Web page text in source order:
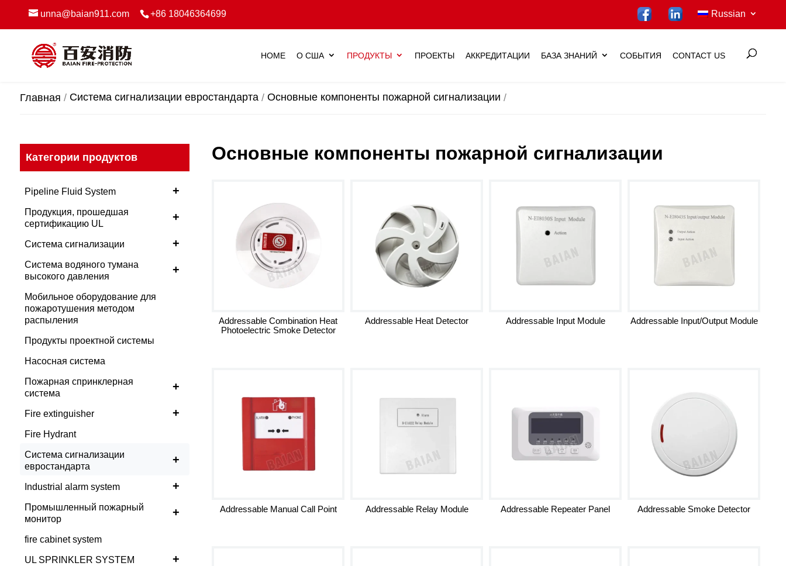
unna@baian911.com +86 18046364699 Russian
HOME О США ПРОДУКТЫ ПРОЕКТЫ АККРЕДИТАЦИИ БАЗА ЗНАНИЙ СОБЫТИЯ CONTACT US
Главная Система сигнализации евростандарта Основные компоненты пожарной сигнализации
Категории продуктов
+
Pipeline Fluid System
+
Продукция, прошедшая
сертификацию UL
+
Система сигнализации
+
Система водяного тумана
высокого давления
Мобильное оборудование для
пожаротушения методом
распыления
Продукты проектной системы
Насосная система
+
Пожарная спринклерная
система
+
Fire extinguisher
Fire Hydrant
+
Система сигнализации
евростандарта
+
Industrial alarm system
+
Промышленный пожарный
монитор
fire cabinet system
+
UL SPRINKLER SYSTEM
Основные компоненты пожарной сигнализации
Addressable Combination Heat
Photoelectric Smoke Detector
Addressable Heat Detector Addressable Input Module Addressable Input/Output Module
Addressable Manual Call Point Addressable Relay Module Addressable Repeater Panel Addressable Smoke Detector